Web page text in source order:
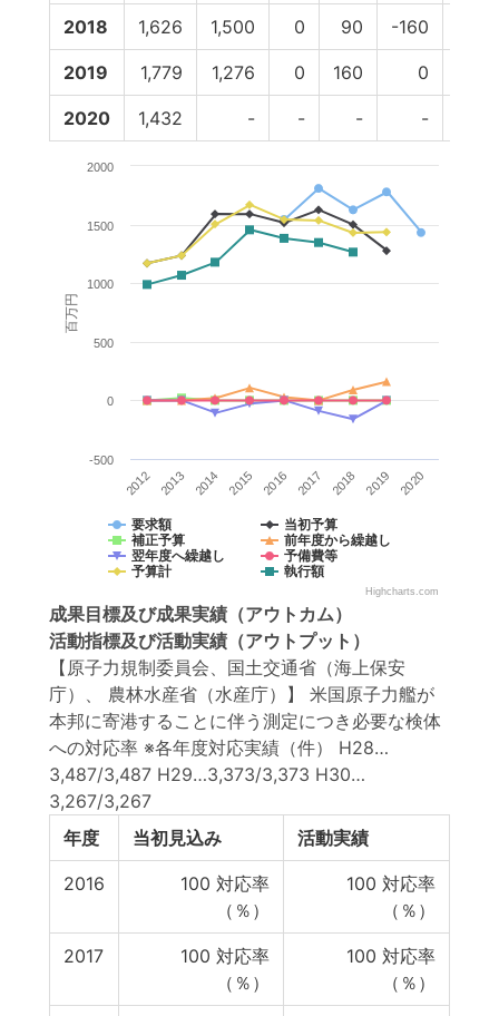
2018 1,626 1,500 0 90 -160
2019 1,779 1,276 0 160 0
2020 1,432 - - - -
百万円
要求額
当初予算
補正予算
前年度から繰越し
翌年度へ繰越し
予備費等
予算計
執行額
2012 2013 2014 2015 2016 2017 2018 2019 2020
-500
0
500
1000
1500
2000
Highcharts.com
成果目標及び成果実績 （アウトカム）
活動指標及び活動実績 （アウトプット）
【原子力規制委員会、国土交通省（海上保安
庁）、 農林水産省（水産庁）】 米国原子力艦が
本邦に寄港することに伴う測定につき必要な検体
への対応率 ※各年度対応実績（件） H28…
3,487/3,487 H29…3,373/3,373 H30…
3,267/3,267
年度
当初見込み 活動実績
2016 100 対応率
（％）
100 対応率
（％）
2017 100 対応率
（％）
100 対応率
（％）